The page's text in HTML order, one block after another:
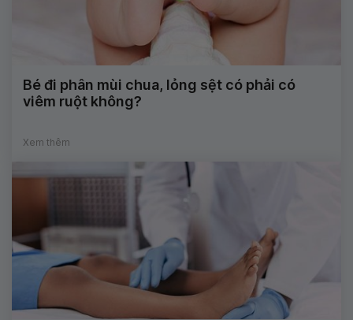
Bé đi phân mùi chua, lỏng sệt có phải có
viêm ruột không?
Xem thêm